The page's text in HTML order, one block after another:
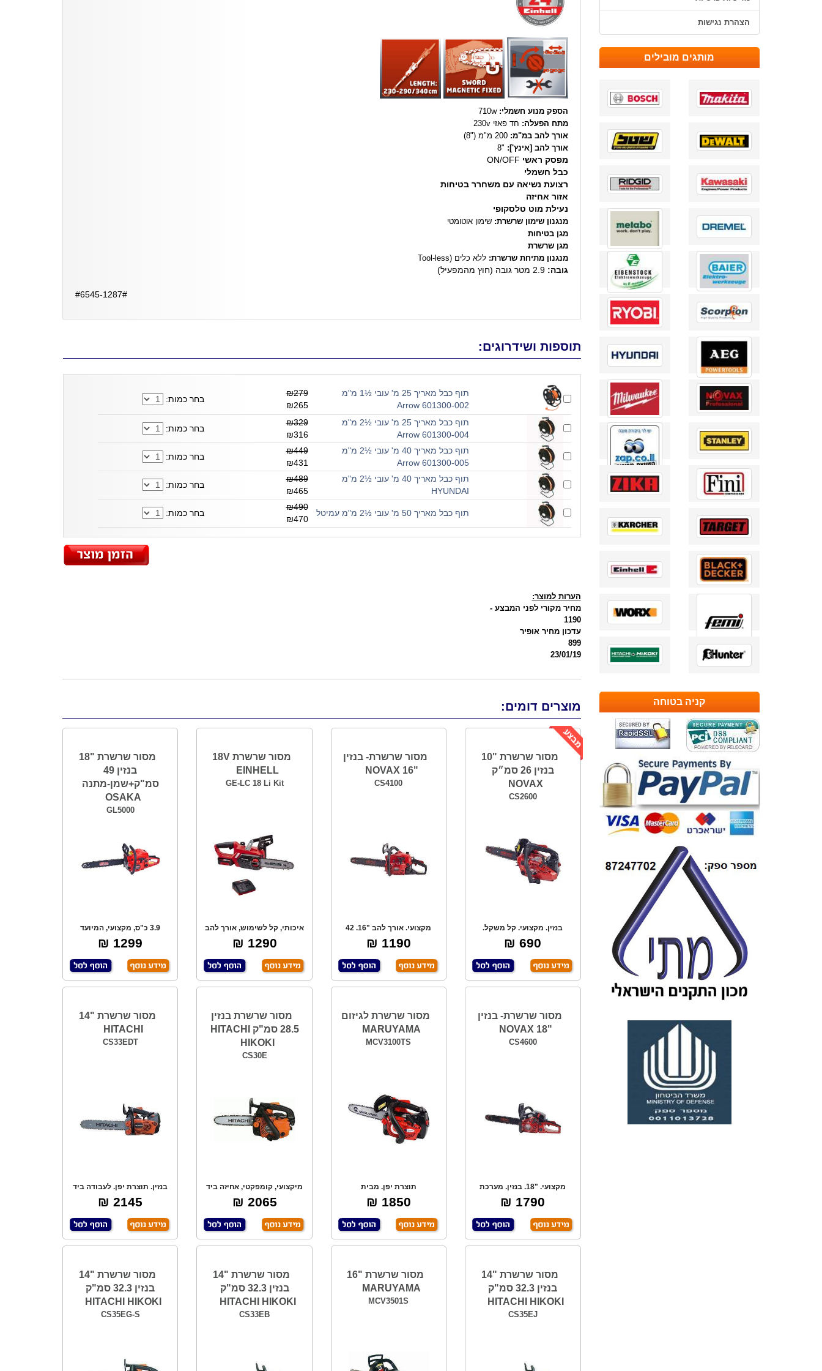
הספק מנוע חשמלי: 710w
מתח הפעלה: חד פאזי 230v
אורך להב במ"מ: 200 מ"מ ("8)
אורך להב [אינץ']: "
8
מפסק ראשי
כבל חשמלי
רצועת נשיאה עם משחרר בטיחות
אזור אחיזה
נעילת מוט טלסקופי
מנגנון שימון שרשרת: שימון אוטומטי
מגן בטיחות
מגן שרשרת
מנגנון מתיחת שרשרת: ללא כלים (Tool-less
גובה: 2.9 מטר גובה (חוץ מהמפעיל)
#6545-1287#
תוספות ושידרוגים:
תוף כבל מאריך 25 מ' עובי ½1 מ"מ
601300-002 Arrow
₪279
₪265
בחר כמות:
תוף כבל מאריך 25 מ' עובי ½2 מ"מ
601300-004 Arrow
₪329
₪316
בחר כמות:
תוף כבל מאריך 40 מ' עובי ½2 מ"מ
601300-005 Arrow
₪449
בחר כמות:
תוף כבל מאריך 40 מ' עובי ½2 מ"מ
HYUNDAI
₪489
₪465
בחר כמות:
תוף כבל מאריך 50 מ' עובי ½2 מ"מ עמיטל
₪490
₪470
בחר כמות:
הערות למוצר:
מחיר מקורי לפני המבצע -
1190
עדכון מחיר אופיר
899
23/01/19
מוצרים דומים:
מסור שרשרת "10
בנזין 26 סמ״ק
NOVAX
CS2600
בנזין. מקצועי. קל משקל.
לאחיזה נוחה ביד
690 ₪
מסור שרשרת- בנזין
"16 NOVAX
CS4100
מקצועי. אורך להב "16. 42
סמ"ק. מערכת הצת
1190 ₪
מסור שרשרת 18V
EINHELL
GE-LC 18 Li Kit
איכותי, קל לשימוש, אורך להב
250 מ"מ. 2.9
1290 ₪
מסור שרשרת "18
בנזין 49
סמ"ק+שמן-מתנה
OSAKA
GL5000
3.9 כ"ס, מקצועי, המיועד
לכריתה, לחקלאות
1299 ₪
מסור שרשרת- בנזין
"18 NOVAX
CS4600
מקצועי. "18. בנזין. מערכת
הצתה אלקטרונית
1790 ₪
מסור שרשרת לגיזום
MARUYAMA
MCV3100TS
תוצרת יפן. מבית
MARUYAMA. חזק, קל משקל ו
1850 ₪
מסור שרשרת בנזין
28.5 סמ"ק HITACHI
HIKOKI
CS30E
מיקצועי, קומפקטי, אחיזה ביד
אחת, כולל בל
2065 ₪
מסור שרשרת "14
HITACHI
CS33EDT
בנזין. תוצרת יפן. לעבודה ביד
אחת. קל משק
2145 ₪
מסור שרשרת "14
בנזין 32.3 סמ"ק
HITACHI HIKOKI
CS35EJ
מסור שרשרת "16
MARUYAMA
MCV3501S
מסור שרשרת "14
בנזין 32.3 סמ"ק
HITACHI HIKOKI
CS33EB
מסור שרשרת "14
בנזין 32.3 סמ"ק
HITACHI HIKOKI
CS35EG-S
הצהרת נגישות
מותגים מובילים
קניה בטוחה